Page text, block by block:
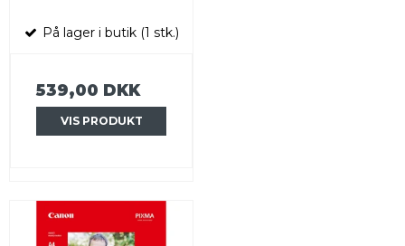
På lager i butik (1 stk.)
539,00 DKK
VIS PRODUKT